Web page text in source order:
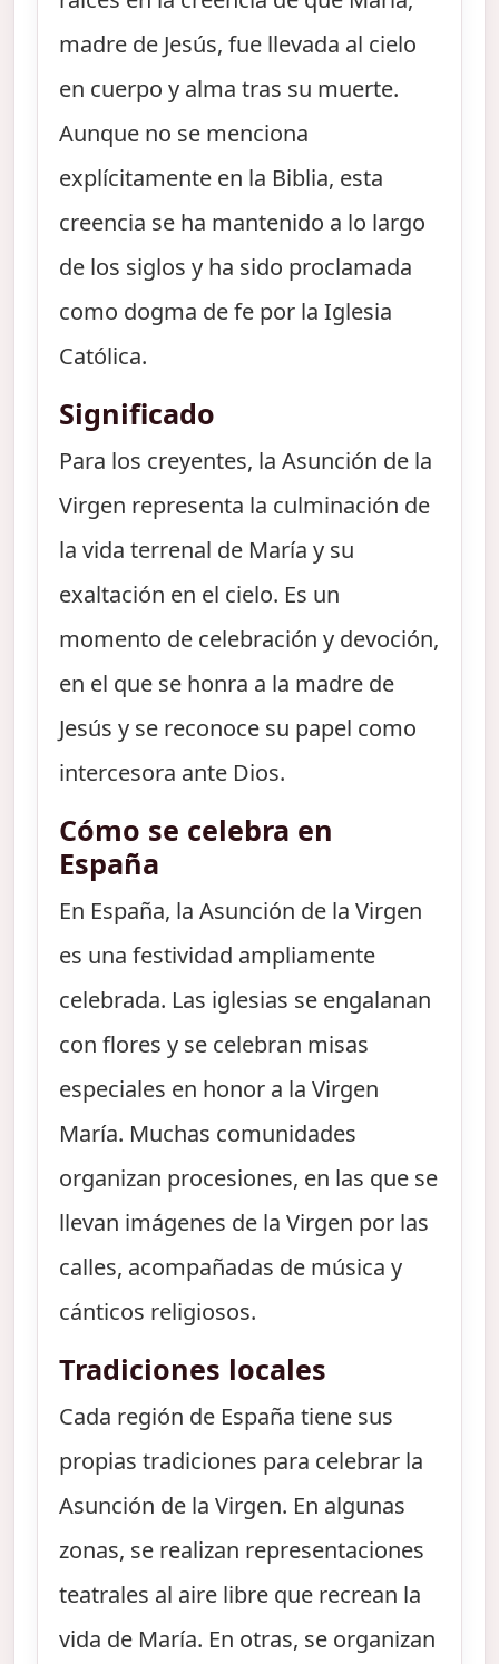
madre de Jesús, fue llevada al cielo
en cuerpo y alma tras su muerte.
Aunque no se menciona
explícitamente en la Biblia, esta
creencia se ha mantenido a lo largo
de los siglos y ha sido proclamada
como dogma de fe por la Iglesia
Católica.
Significado
Para los creyentes, la Asunción de la
Virgen representa la culminación de
la vida terrenal de María y su
exaltación en el cielo. Es un
momento de celebración y devoción,
en el que se honra a la madre de
Jesús y se reconoce su papel como
intercesora ante Dios.
Cómo se celebra en
España
En España, la Asunción de la Virgen
es una festividad ampliamente
celebrada. Las iglesias se engalanan
con flores y se celebran misas
especiales en honor a la Virgen
María. Muchas comunidades
organizan procesiones, en las que se
llevan imágenes de la Virgen por las
calles, acompañadas de música y
cánticos religiosos.
Tradiciones locales
Cada región de España tiene sus
propias tradiciones para celebrar la
Asunción de la Virgen. En algunas
zonas, se realizan representaciones
teatrales al aire libre que recrean la
vida de María. En otras, se organizan